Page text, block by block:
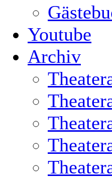
Youtube
Archiv